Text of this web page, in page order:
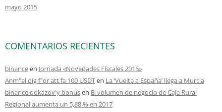
mayo 2015
COMENTARIOS RECIENTES
binanceen Jornada «Novedades Fiscales 2016»
Anm"al dig f"or att fa 100 USDTen La ‘Vuelta a España’ llega a Murcia
binance odkazov'y bonusen El volumen de negocio de Caja Rural
Regional aumenta un 5,88 % en 2017